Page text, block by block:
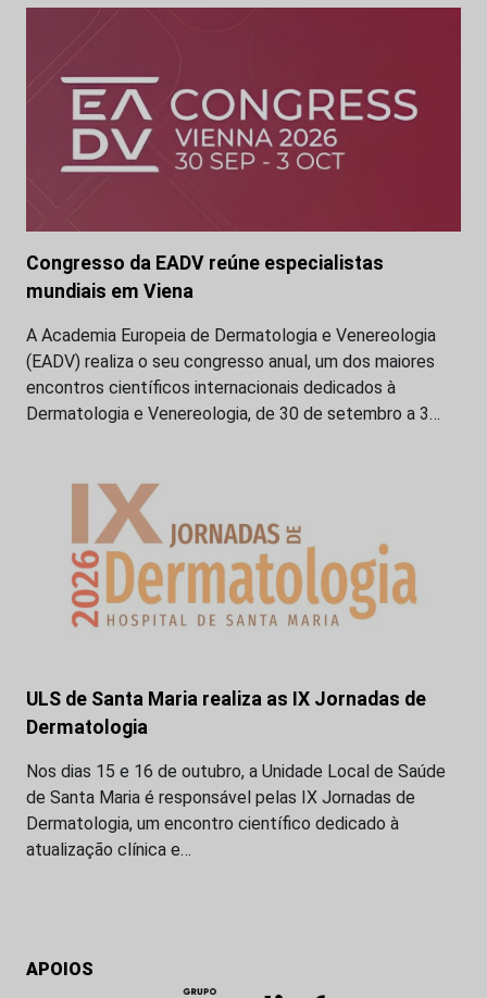
Congresso da EADV reúne especialistas
mundiais em Viena
A Academia Europeia de Dermatologia e Venereologia
(EADV) realiza o seu congresso anual, um dos maiores
encontros científicos internacionais dedicados à
Dermatologia e Venereologia, de 30 de setembro a 3…
ULS de Santa Maria realiza as IX Jornadas de
Dermatologia
Nos dias 15 e 16 de outubro, a Unidade Local de Saúde
de Santa Maria é responsável pelas IX Jornadas de
Dermatologia, um encontro científico dedicado à
atualização clínica e…
APOIOS